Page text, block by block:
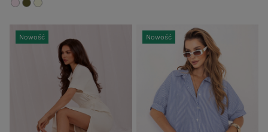
Nowość Nowość